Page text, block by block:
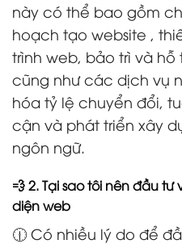
này có thể bao gồm
hoạch tạo website ,
trình web, bảo trì và hỗ
cũng như các dịch vụ
hóa tỷ lệ chuyển đổi,
cận và phát triển xây
ngôn ngữ.
💨 2. Tại sao tôi nên đầu
diện web
🕧 Có nhiều lý do để